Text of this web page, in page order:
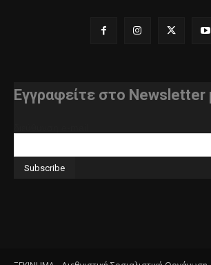
Εγγραφείτε στο Newsletter